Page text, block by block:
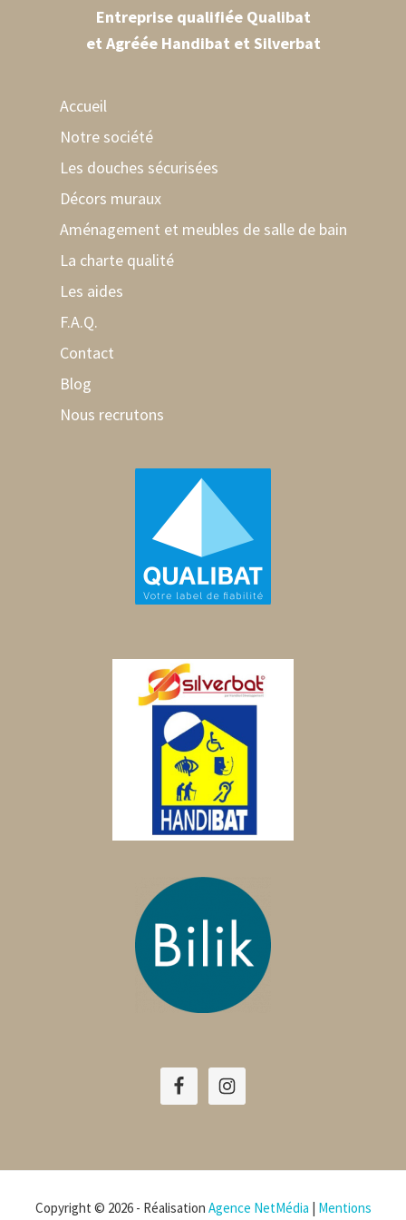
Entreprise qualifiée Qualibat
et Agréée Handibat et Silverbat
Accueil
Notre société
Les douches sécurisées
Décors muraux
Aménagement et meubles de salle de bain
La charte qualité
Les aides
F.A.Q.
Contact
Blog
Nous recrutons
Copyright © 2026 - Réalisation Agence NetMédia | Mentions